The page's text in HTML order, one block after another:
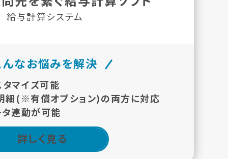
給与計算システム
んなお悩みを解決
マイズ可能
細(※有償オプション)の両方に対応
タ連動が可能
詳しく見る